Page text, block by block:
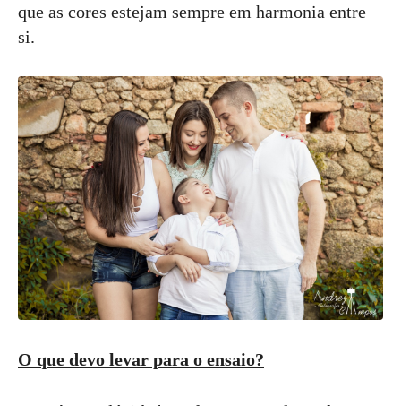
que as cores estejam sempre em harmonia entre
si.
O que devo levar para o ensaio?